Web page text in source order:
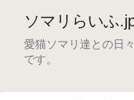
ソマリらいふ
愛猫ソマリ達との日
です。